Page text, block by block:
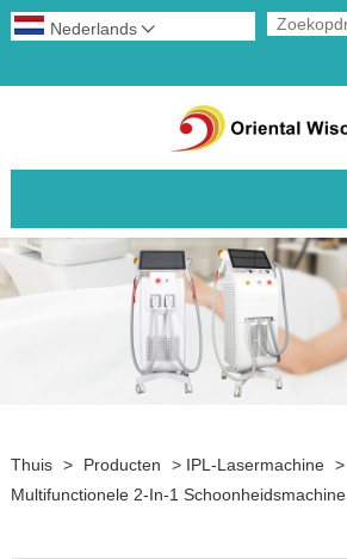
Nederlands 
Thuis > Producten > IPL-Lasermachine >
Multifunctionele 2-In-1 Schoonheidsmachine